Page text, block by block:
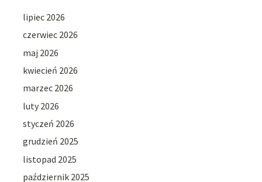
lipiec 2026
czerwiec 2026
maj 2026
kwiecień 2026
marzec 2026
luty 2026
styczeń 2026
grudzień 2025
listopad 2025
październik 2025